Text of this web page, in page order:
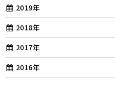
2019年
2018年
2017年
2016年